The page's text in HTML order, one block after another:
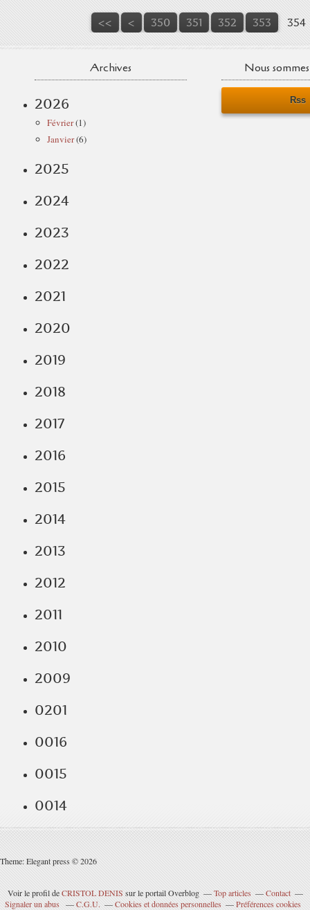
<< < 300
310
320
330
340
350 351 352 353 354
Archives
2026
Février(1)
Janvier(6)
2025
2024
2023
2022
2021
2020
2019
2018
2017
2016
2015
2014
2013
2012
2011
2010
2009
0201
0016
0015
0014
Nous
Rss
Theme: Elegant press © 2026
Voir le profil deCRISTOL DENIS sur le portail Overblog Top articles
Contact
Signaler un abus
C.G.U. Cookies et données personnelles Préférences cookies